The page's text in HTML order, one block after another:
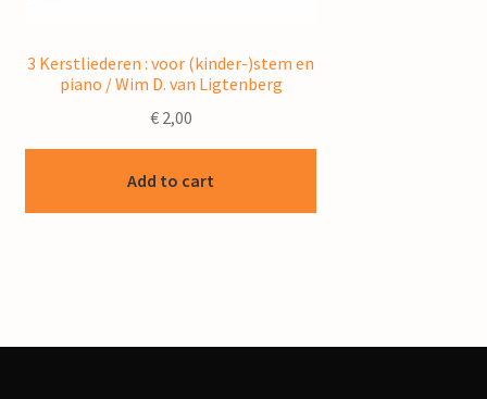
3 Kerstliederen : voor (kinder-)stem en
piano / Wim D. van Ligtenberg
€2,00
Add to cart